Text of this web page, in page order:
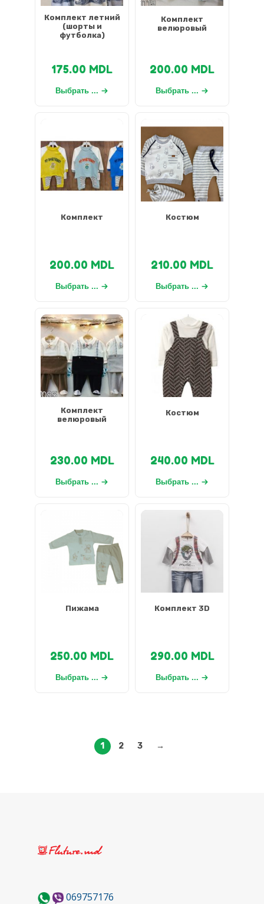
Комплект летний
(шорты и
футболка)
175.00 MDL
Выбрать ...
Комплект
велюровый
200.00 MDL
Выбрать ...
Комплект
200.00 MDL
Выбрать ...
Костюм
210.00 MDL
Выбрать ...
Комплект
велюровый
230.00 MDL
Выбрать ...
Костюм
240.00 MDL
Выбрать ...
Пижама
250.00 MDL
Выбрать ...
Комплект 3D
290.00 MDL
Выбрать ...
1 2 3 →
069757176